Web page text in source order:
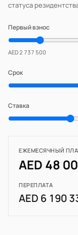
статуса
Первый взнос
AED 2 737 500
Срок
Ставка
ЕЖЕМЕСЯЧНЫЙ
AED 48
ПЕРЕПЛАТА
AED 6 190